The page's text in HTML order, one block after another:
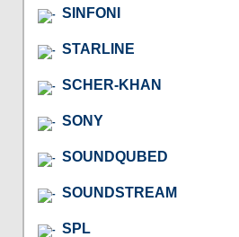
SINFONI
STARLINE
SCHER-KHAN
SONY
SOUNDQUBED
SOUNDSTREAM
SPL